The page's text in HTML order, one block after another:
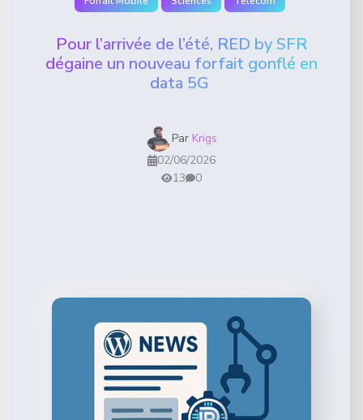
Pour l’arrivée de l’été, RED by SFR
dégaine un nouveau forfait gonflé en
data 5G
Par Krigs
02/06/2026
13
0